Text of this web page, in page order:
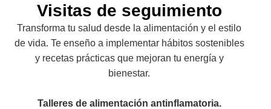
Visitas de seguimiento
Transforma tu salud desde la alimentación y el estilo
de vida. Te enseño a implementar hábitos sostenibles
y recetas prácticas que mejoran tu energía y
bienestar.
Talleres de alimentación antinflamatoria.